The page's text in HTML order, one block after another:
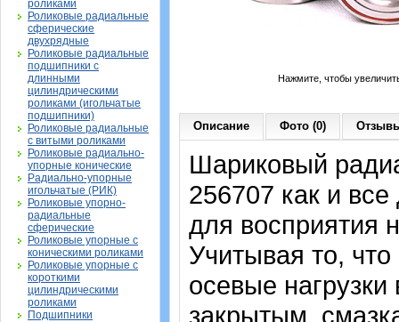
роликами
Роликовые радиальные
сферические
двухрядные
Роликовые радиальные
подшипники с
длинными
цилиндрическими
роликами (игольчатые
подшипники)
Роликовые радиальные
с витыми роликами
Роликовые радиально-
упорные конические
Радиально-упорные
игольчатые (РИК)
Роликовые упорно-
радиальные
сферические
Роликовые упорные с
коническими роликами
Роликовые упорные с
короткими
цилиндрическими
роликами
Подшипники
Нажмите, чтобы
Описание Фото (0)
Шариковый
256707 как и все
для восприятия
Учитывая то,
осевые
закрытым,